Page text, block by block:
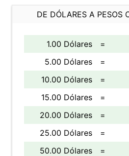
DE DÓLARES A PESOS
1.00 Dólares =
5.00 Dólares
=
10.00 Dólares
=
15.00 Dólares
=
20.00 Dólares
=
25.00 Dólares
=
50.00 Dólares
=